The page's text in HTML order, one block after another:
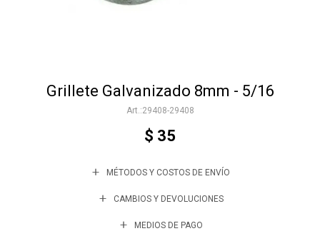
Grillete Galvanizado 8mm - 5/16
29408-29408
$ 35
MÉTODOS Y COSTOS DE ENVÍO
CAMBIOS Y DEVOLUCIONES
MEDIOS DE PAGO
Varios